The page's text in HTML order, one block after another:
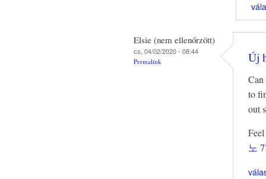
Elsie (nem ellenőrzött)
cs, 04/02/2020 - 08:44
Permalink Új
Can
to
out
노